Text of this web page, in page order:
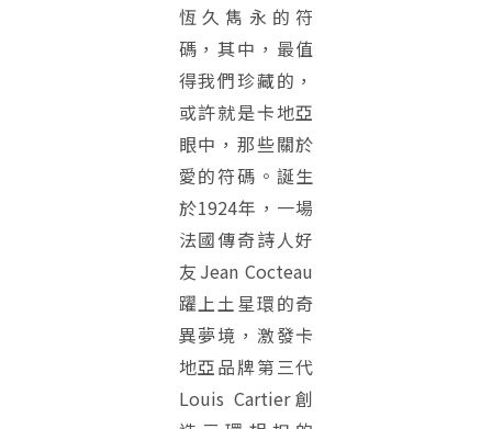
恆久雋永的符
碼，其中，最值
得我們珍藏的，
或許就是卡地亞
眼中，那些關於
愛的符碼。誕生
於1924年，一場
法國傳奇詩人好
友Jean Cocteau
躍上土星環的奇
異夢境，激發卡
地亞品牌第三代
Louis Cartier創